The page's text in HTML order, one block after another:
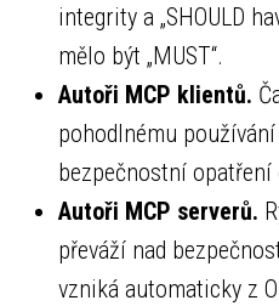
integrity a „SHOULD
mělo být „MUST“.
Autoři MCP klientů.
pohodlnému
bezpečnostní
Autoři MCP serverů.
převáží nad
vzniká automaticky z